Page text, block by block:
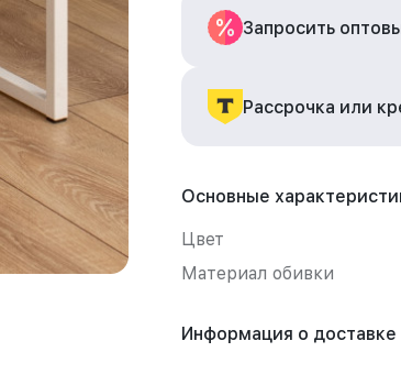
Запросить
Рассрочка или
Основные
Цвет
Материал обивки
Информация о доставке